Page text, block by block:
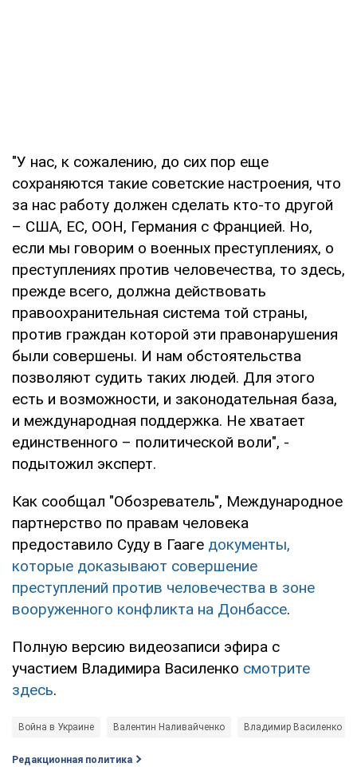
"У нас, к сожалению, до сих пор еще
сохраняются такие советские настроения, что
за нас работу должен сделать кто-то другой
– США, ЕС, ООН, Германия с Францией. Но,
если мы говорим о военных преступлениях, о
преступлениях против человечества, то здесь,
прежде всего, должна действовать
правоохранительная система той страны,
против граждан которой эти правонарушения
были совершены. И нам обстоятельства
позволяют судить таких людей. Для этого
есть и возможности, и законодательная база,
и международная поддержка. Не хватает
единственного – политической воли", -
подытожил эксперт.
Как сообщал "Обозреватель", Международное
партнерство по правам человека
предоставило Суду в Гааге документы,
которые доказывают совершение
преступлений против человечества в зоне
вооруженного конфликта на Донбассе.
Полную версию видеозаписи эфира с
участием Владимира Василенко смотрите
здесь.
Война в Украине Валентин Наливайченко Владимир Василенко
Редакционная политика